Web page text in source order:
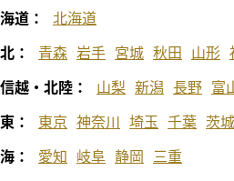
道：
北海道
：
青森 岩手 宮城 秋田 山形
越・北陸：
山梨 新潟 長野 富
：
東京 神奈川 埼玉 千葉 茨城
：
愛知 岐阜 静岡
三重